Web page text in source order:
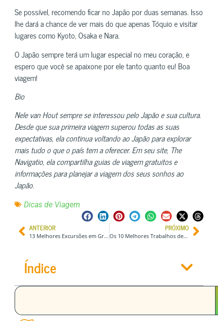
Se possível, recomendo ficar no Japão por duas semanas. Isso
lhe dará a chance de ver mais do que apenas Tóquio e visitar
lugares como Kyoto, Osaka e Nara.
O Japão sempre terá um lugar especial no meu coração, e
espero que você se apaixone por ele tanto quanto eu! Boa
viagem!
Bio
Nele van Hout sempre se interessou pelo Japão e sua cultura.
Desde que sua primeira viagem superou todas as suas
expectativas, ela continua voltando ao Japão para explorar
mais tudo o que o país tem a oferecer. Em seu site, The
Navigatio, ela compartilha guias de viagem gratuitos e
informações para planejar a viagem dos seus sonhos ao
Japão.
Dicas de Viagem
ANTERIOR
13 Melhores Excursões em Grupo p/ Explorar o Noruega (Preços e Itinerários)
PRÓXIMO
Os 10 Melhores Trabalhos de Nômade Digital para Amantes de Viagens
Índice